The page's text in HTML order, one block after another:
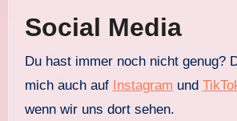
Social Media
Du hast immer noch nicht genug?
mich auch auf Instagram und
wenn wir uns dort sehen.